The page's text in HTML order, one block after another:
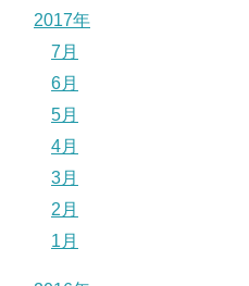
2017年
7月
6月
5月
4月
3月
2月
1月